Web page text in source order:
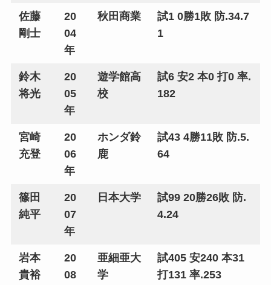
佐藤
剛士
20
04
年
秋田商業
試1 0勝1敗 防.34.7
1
鈴木
将光
20
05
年
遊学館高
校
試6 安2 本0 打0 率.
182
宮崎
充登
20
06
年
ホンダ鈴
鹿
試43 4勝11敗 防.5.
64
篠田
純平
20
07
年
日本大学
試99 20勝26敗 防.
4.24
岩本
貴裕
20
08
亜細亜大
学
試405 安240 本31
打131 率.253